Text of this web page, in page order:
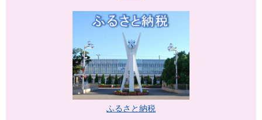
ふるさと納税